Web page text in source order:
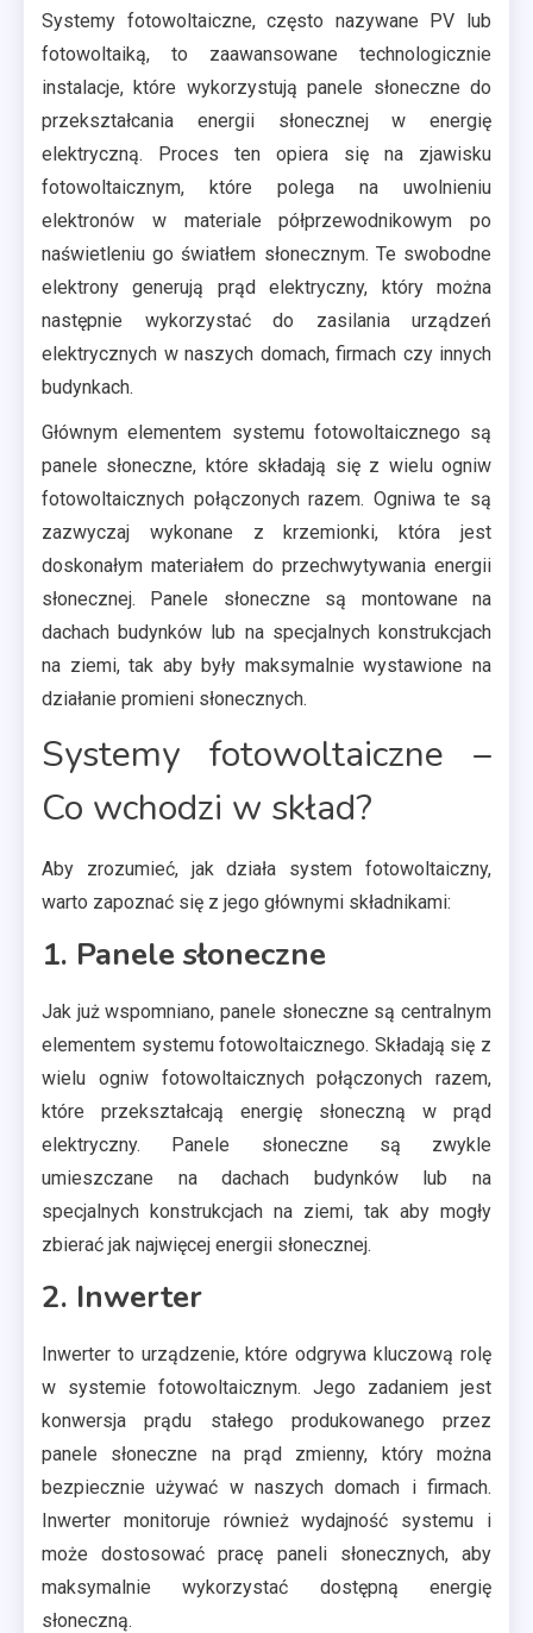
Systemy fotowoltaiczne, często nazywane PV lub
fotowoltaiką, to zaawansowane technologicznie
instalacje, które wykorzystują panele słoneczne do
przekształcania energii słonecznej w energię
elektryczną. Proces ten opiera się na zjawisku
fotowoltaicznym, które polega na uwolnieniu
elektronów w materiale półprzewodnikowym po
naświetleniu go światłem słonecznym. Te swobodne
elektrony generują prąd elektryczny, który można
następnie wykorzystać do zasilania urządzeń
elektrycznych w naszych domach, firmach czy innych
budynkach.
Głównym elementem systemu fotowoltaicznego są
panele słoneczne, które składają się z wielu ogniw
fotowoltaicznych połączonych razem. Ogniwa te są
zazwyczaj wykonane z krzemionki, która jest
doskonałym materiałem do przechwytywania energii
słonecznej. Panele słoneczne są montowane na
dachach budynków lub na specjalnych konstrukcjach
na ziemi, tak aby były maksymalnie wystawione na
działanie promieni słonecznych.
Systemy fotowoltaiczne –
Co wchodzi w skład?
Aby zrozumieć, jak działa system fotowoltaiczny,
warto zapoznać się z jego głównymi składnikami:
1. Panele słoneczne
Jak już wspomniano, panele słoneczne są centralnym
elementem systemu fotowoltaicznego. Składają się z
wielu ogniw fotowoltaicznych połączonych razem,
które przekształcają energię słoneczną w prąd
elektryczny. Panele słoneczne są zwykle
umieszczane na dachach budynków lub na
specjalnych konstrukcjach na ziemi, tak aby mogły
zbierać jak najwięcej energii słonecznej.
2. Inwerter
Inwerter to urządzenie, które odgrywa kluczową rolę
w systemie fotowoltaicznym. Jego zadaniem jest
konwersja prądu stałego produkowanego przez
panele słoneczne na prąd zmienny, który można
bezpiecznie używać w naszych domach i firmach.
Inwerter monitoruje również wydajność systemu i
może dostosować pracę paneli słonecznych, aby
maksymalnie wykorzystać dostępną energię
słoneczną.